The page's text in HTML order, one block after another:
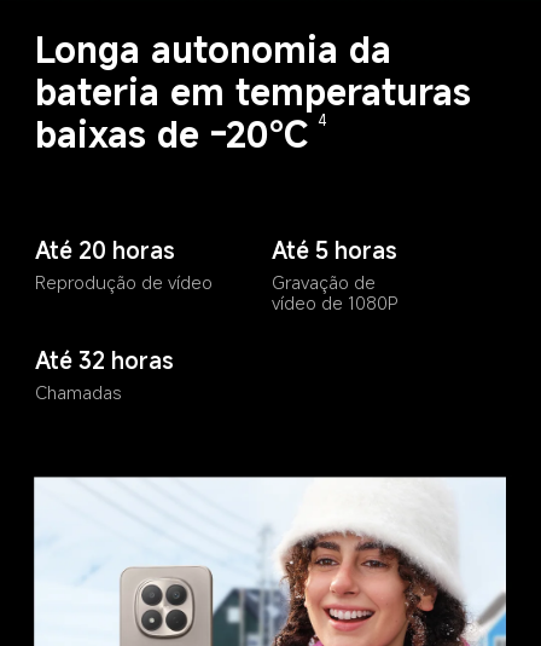
Longa autonomia da
bateria em temperaturas
baixas de -20℃ 4
Até 20 horas
Reprodução de vídeo
Até 5 horas
Gravação de
vídeo de 1080P
Até 32 horas
Chamadas